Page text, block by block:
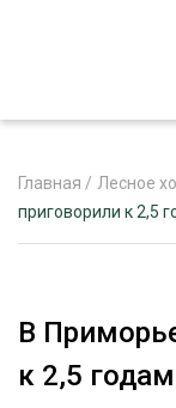
Главная / Лесное
приговорили к 2,5
В
к 2,5